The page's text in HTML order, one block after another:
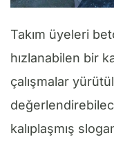
Takım üyeleri
hızlanabilen bir
çalışmalar
kalıplaşmış